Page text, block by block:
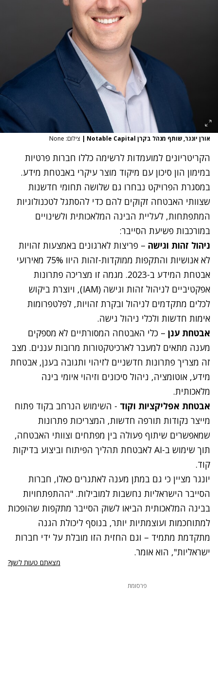
אורן יונגר, שותף מנהל בקרן Notable Capital | צילום: None
הקריטריונים למועמדות לרשימה כללו חברות פרטיות
במימון הון סיכון עם מיקוד מוצר עיקרי באבטחת מידע.
במסגרת הפרויקט נבחרו גם שלושה תחומי חדשנות
שצוותי האבטחה זקוקים להם כדי להסתגל לטכנולוגיות
המתפתחות, לעליית הבינה המלאכותית ולשינויים
במורכבות פשיעת הסייבר:
ניהול זהות וגישה – פריצות לארגונים באמצעות זהויות
לא אנושיות והתקפות ממוקדות-זהות היוו 75% מאירועי
אבטחת המידע ב-2023. מגמה זו מצריכה פתרונות
אפקטיביים לניהול זהות וגישה (IAM), ויוצרת ביקוש
לכלים מתקדמים לניהול ובקרת זהויות, לפלטפרומות
אימות חדשות ולכלי ניהול גישה.
אבטחת ענן – כלי האבטחה המסורתיים לא מספקים
מענה מתאים למעבר לארכיטקטורות מרובות עננים. מצב
זה מצריך פתרונות חדשניים לזיהוי ותגובה בענן, אבטחת
מידע, אוטומציה, ניהול סיכונים וזיהוי איומי בינה
מלאכותית.
אבטחת אפליקציות וקוד - השימוש הנרחב בקוד פתוח
מייצר נקודות תורפה חדשות, המצריכות פתרונות
שמאפשרים שיתוף פעולה בין מפתחים וצוותי האבטחה,
תוך שימוש ב-AI לאבטחת תהליך הפיתוח וביצוע בדיקות
קוד.
יונגר מציין כי גם במתן מענה לאתגרים כאלו, חברות
הסייבר הישראליות נחשבות למובילות. "ההתפתחויות
בבינה המלאכותית הביאו לשוק הסייבר מתקפות שהופכות
למתוחכמות ועוצמתיות יותר, בנוסף ליכולת הגנה
מתקדמת מתמיד – וגם החזית הזו מובלת על ידי חברות
ישראליות", הוא אומר.
מצאתם טעות לשון?
פרסומת